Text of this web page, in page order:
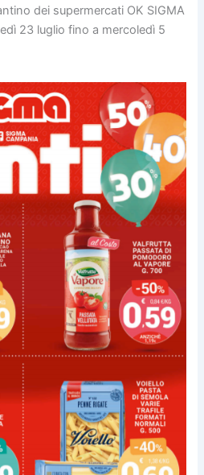
dei supermercati OK SIGMA
23 luglio fino a mercoledì 5